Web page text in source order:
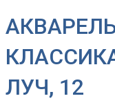
ЛУЧ, 12